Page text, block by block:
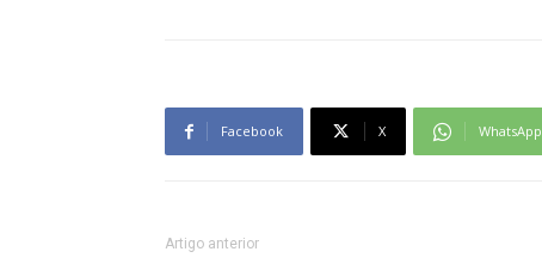
Facebook X WhatsApp
Artigo anterior